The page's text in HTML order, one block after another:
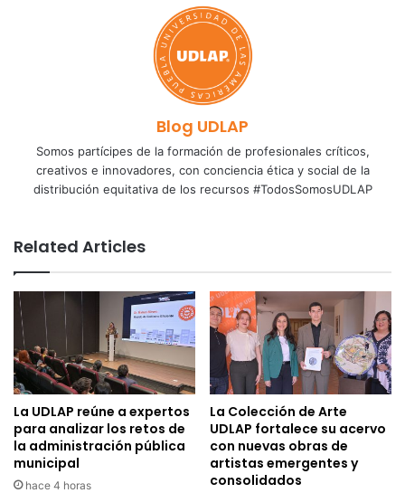
Blog UDLAP
Somos partícipes de la formación de profesionales críticos,
creativos e innovadores, con conciencia ética y social de la
distribución equitativa de los recursos #TodosSomosUDLAP
Related Articles
La UDLAP reúne a expertos
para analizar los retos de
la administración pública
municipal
hace 4 horas
La Colección de Arte
UDLAP fortalece su acervo
con nuevas obras de
artistas emergentes y
consolidados